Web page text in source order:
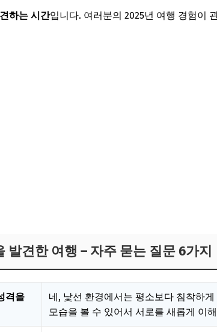
하는 시간입니다. 여러분의 2025년 여행 경험이
발견한 여행 – 자주 묻는 질문 6가지
격을
네, 낯선 환경에서는 평소보다 침착하
모습을 볼 수 있어서 서로를 새롭게 이